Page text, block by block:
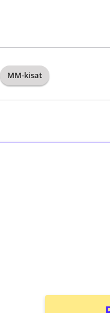
MM-kisat